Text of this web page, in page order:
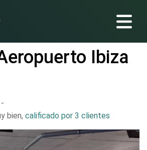
Ibiza
-
bien, calificado por 3 clientes